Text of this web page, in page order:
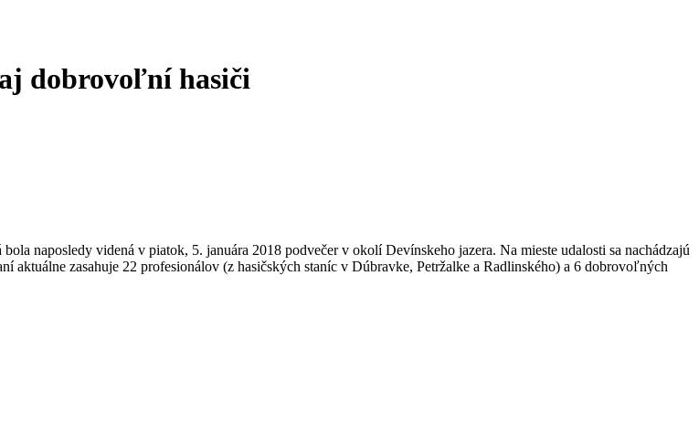
dobrovoľní hasiči
naposledy videná v piatok, 5. januára 2018 podvečer v okolí Devínskeho jazera. Na mieste udalosti sa nachádzajú
aktuálne zasahuje 22 profesionálov (z hasičských staníc v Dúbravke, Petržalke a Radlinského) a 6 dobrovoľných